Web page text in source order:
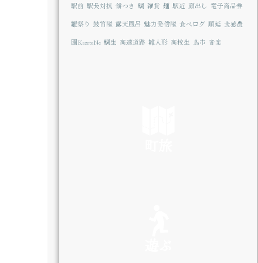
駅前 駅長対抗 餅つき 鯛 雑貨 麺 駅近 顔出し 電子商品券
雛祭り 鼓笛隊 露天風呂 魅力発信隊 食べログ 順延 食感農
園KazetoNe 鯛生 高速道路 雛人形 高校生 鳥市 音楽